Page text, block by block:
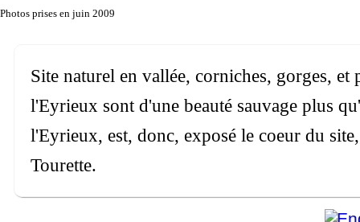
Photos prises en juin 2009
Site naturel en vallée, corniches, gorges,
l'Eyrieux sont d'une beauté sauvage plus
l'Eyrieux, est, donc, exposé le coeur du
Tourette.